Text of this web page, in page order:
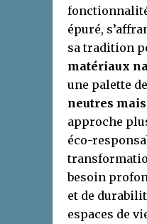
épuré,
sa tradition
matériaux
une palette de
neutres
approche
éco-
besoin
et de
espaces de